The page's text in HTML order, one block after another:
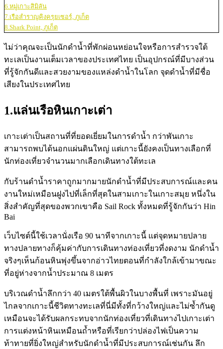
6.หมู่เกาะสิมิลัน
7.เรือสำราญคิงครุยเซอร์, ภูเก็ต
8.Shark Point, ภูเก็ต
ไม่ว่าคุณจะเป็นนักดำน้ำที่พักผ่อนหย่อนใจหรือการสำรวจใต้
ทะเลเป็นงานเต็มเวลาของประเทศไทย เป็นอุปกรณ์ที่มีบางส่วน
ที่รู้จักกันดีและสวยงามของแหล่งดำน้ำในโลก จุดดำน้ำที่มีชื่อ
เสียงในประเทศไทย
1.แล่นเรือหินเกาะเต่า
เกาะเต่าเป็นสถานที่ที่ยอดเยี่ยมในการดำน้ำ กว่าพันเกาะ
สามารถพบได้นอกแผ่นดินใหญ่ แต่เกาะนี้ยังคงเป็นทางเลือกที่
นักท่องเที่ยวจำนวนมากเลือกเดินทางใต้ทะเล
กับร้านดำน้ำราคาถูกมากมายนักดำน้ำที่มีประสบการณ์และคน
งานใหม่เหมือนฝูงไปที่เล็กที่สุดในสามเกาะในเกาะสมุย หนึ่งใน
สิ่งสำคัญที่สุดของพวกเขาคือ Sail Rock ทั้งหมดที่รู้จักกันว่า Hin
Bai
เว็บไซต์นี้ใช้เวลานั่งเรือ 90 นาทีจากเกาะนี้ แต่จุดหมายปลาย
ทางปลายทางก็คุ้มค่ากับการเดินทางท่องเที่ยวที่งดงาม นักดำน้ำ
จริงๆเห็นก้อนหินพุ่งขึ้นจากอ่าวไทยตอนที่กำลังใกล้เข้ามาขณะ
ที่อยู่ห่างจากน้ำประมาณ 8 เมตร
บริเวณดำน้ำลึกกว่า 40 เมตรใต้พื้นผิวในบางพื้นที่ เพราะมันอยู่
ไกลจากเกาะนี้ชีวิตทางทะเลที่นี่มีทั้งที่กว้างใหญ่และไม่ซ้ำกันดู
เหมือนจะได้รับผลกระทบจากนักท่องเที่ยวที่เดินทางไปเกาะเต่า
การแต่งหน้าหินเหมือนถ้ำหรือที่เรียกว่าปล่องไฟเป็นความ
ท้าทายที่ยิ่งใหญ่สำหรับนักดำน้ำที่มีประสบการณ์เช่นกัน ลึก